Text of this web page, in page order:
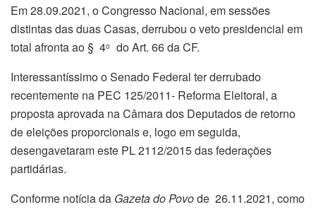
Em 28.09.2021, o Congresso Nacional, em sessões
distintas das duas Casas, derrubou o veto presidencial em
total afronta ao § 4o do Art. 66 da CF.
Interessantíssimo o Senado Federal ter derrubado
recentemente na PEC 125/2011- Reforma Eleitoral, a
proposta aprovada na Câmara dos Deputados de retorno
de eleições proporcionais e, logo em seguida,
desengavetaram este PL 2112/2015 das federações
partidárias.
Conforme notícia da Gazeta do Povode 26.11.2021, como